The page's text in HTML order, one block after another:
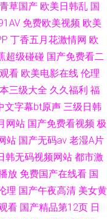
草国产 欧美日韩乱 国
免费欧美视频 欧美
丁香五月花激情网 欧
超级碰碰 国产免费看二
看 欧美电影在线 伦理
三级大全 久久福利 福
文字幕bt原声 三级日韩
网站 国产免费看视频 极
站 国产无码av 老湿A片
韩无码视频网站 都市激
放 免费国产在线看 国
理 国产午夜高清 美女黄
看 国产精品第12页 日